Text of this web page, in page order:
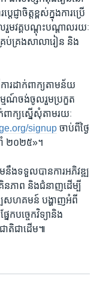
ញា​ចិត្ត​ខ្ពស់​ក្នុងការ​ប្រើ
លរួម​វគ្គ​បណ្តុះ​បណ្តាល​រយៈ
ប់គ្រង​សាលារៀន និង​
រដា​ក់ពាក្យ​តាម​ន័យ​
ម្មណ៍​ចង់​ចូលរួម​ប្រកួត​
ាក្យ​ស្នើសុំ​តាមរយៈ​
signup ចាប់ពី​ថ្ងៃ​
ាំ ​២០២៥»។
នឹង​ទទួល​បាន​ការ​អភិវឌ្ឍ​
រិនភាព និង​ជំនាញ​ដើម្បី
ឌ្ឍ​សហគមន៍ បង្ហាញ​អំពី​
ក​បច្ចេក​វិទ្យានិង​
ាតិ​ជាដើម៕